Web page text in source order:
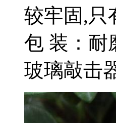
较牢固,只
包 装：耐
玻璃敲击